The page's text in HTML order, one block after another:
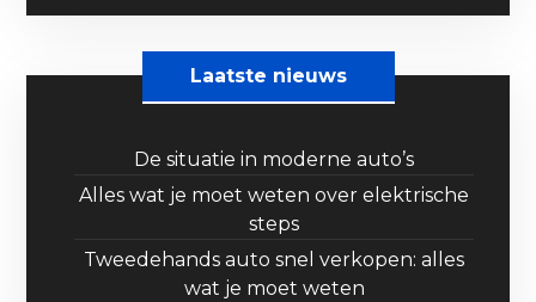
Laatste nieuws
De situatie in moderne auto’s
Alles wat je moet weten over elektrische
steps
Tweedehands auto snel verkopen: alles
wat je moet weten